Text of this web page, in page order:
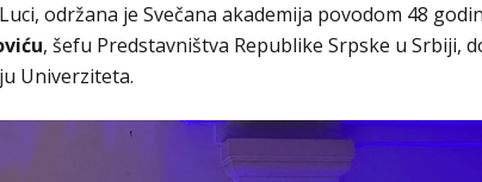
održana je Svečana akademija povodom 48
, šefu Predstavništva Republike Srpske u Srbiji,
Univerziteta.